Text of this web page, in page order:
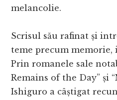
melancolie.
Scrisul său rafinat și
teme precum memorie,
Prin romanele sale
Remains of the Day” și
Ishiguro a câștigat